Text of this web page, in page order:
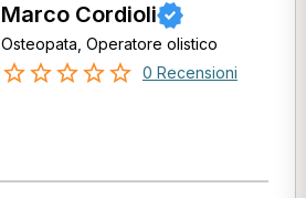
Marco Cordioli
Osteopata, Operatore olistico
0 Recensioni